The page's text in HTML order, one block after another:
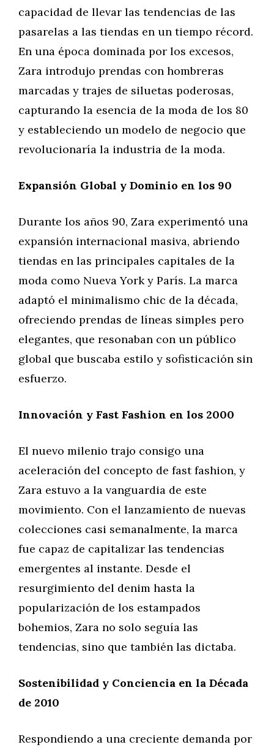
capacidad de llevar las tendencias de las
pasarelas a las tiendas en un tiempo récord.
En una época dominada por los excesos,
Zara introdujo prendas con hombreras
marcadas y trajes de siluetas poderosas,
capturando la esencia de la moda de los 80
y estableciendo un modelo de negocio que
revolucionaría la industria de la moda.
Expansión Global y Dominio en los 90
Durante los años 90, Zara experimentó una
expansión internacional masiva, abriendo
tiendas en las principales capitales de la
moda como Nueva York y París. La marca
adaptó el minimalismo chic de la década,
ofreciendo prendas de líneas simples pero
elegantes, que resonaban con un público
global que buscaba estilo y sofisticación sin
esfuerzo.
Innovación y Fast Fashion en los 2000
El nuevo milenio trajo consigo una
aceleración del concepto de fast fashion, y
Zara estuvo a la vanguardia de este
movimiento. Con el lanzamiento de nuevas
colecciones casi semanalmente, la marca
fue capaz de capitalizar las tendencias
emergentes al instante. Desde el
resurgimiento del denim hasta la
popularización de los estampados
bohemios, Zara no solo seguía las
tendencias, sino que también las dictaba.
Sostenibilidad y Conciencia en la Década
de 2010
Respondiendo a una creciente demanda por